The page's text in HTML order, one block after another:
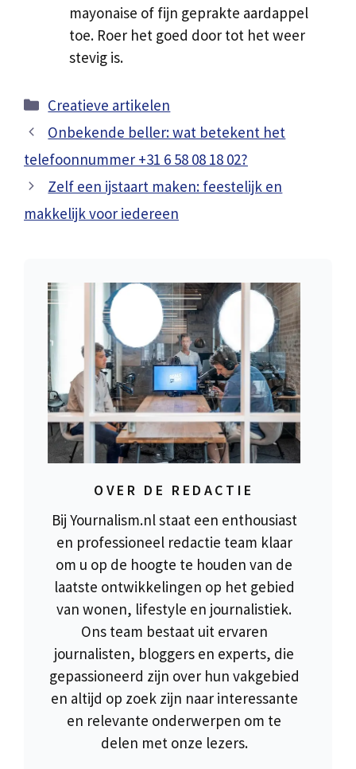
mayonaise of fijn geprakte aardappel
toe. Roer het goed door tot het weer
stevig is.
Categorieën
Creatieve artikelen
Onbekende beller: wat betekent het
telefoonnummer +31 6 58 08 18 02?
Zelf een ijstaart maken: feestelijk en
makkelijk voor iedereen
OVER DE REDACTIE
Bij Yournalism.nl staat een enthousiast
en professioneel redactie team klaar
om u op de hoogte te houden van de
laatste ontwikkelingen op het gebied
van wonen, lifestyle en journalistiek.
Ons team bestaat uit ervaren
journalisten, bloggers en experts, die
gepassioneerd zijn over hun vakgebied
en altijd op zoek zijn naar interessante
en relevante onderwerpen om te
delen met onze lezers.